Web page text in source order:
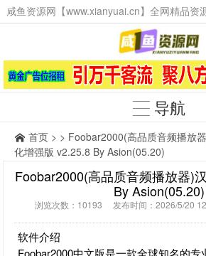
导航
首页 > > Foobar2000(高品质音频播放
化增强版 v2.25.8 By Asion(05.20)
Foobar2000(高品质音频播放器)
By Asion(05.20)
浏览次数：10193 发布时间：2026/5/20
软件介绍
Foobar2000中文版是一款全球知名的